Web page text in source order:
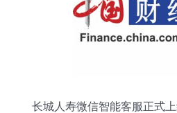
长城人寿微信智能客服正式